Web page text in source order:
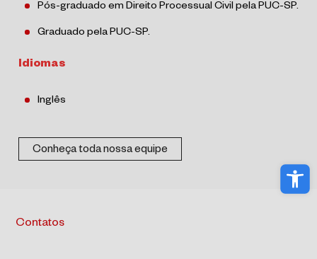
Pós-graduado em Direito Processual Civil pela PUC-SP.
Graduado pela PUC-SP.
Idiomas
Inglês
Conheça toda nossa equipe
Contatos